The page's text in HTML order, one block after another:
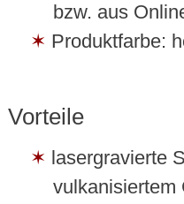
bzw. aus
Produktfarbe:
Vorteile
lasergravierte
vulkanisiertem